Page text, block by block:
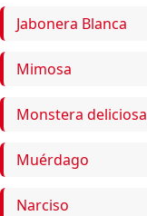
Jabonera Blanca
Mimosa
Monstera deliciosa
Muérdago
Narciso